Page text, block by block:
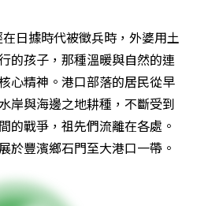
日據時代被徵兵時，外婆用土
的孩子，那種溫暖與自然的連
心精神。港口部落的居民從早
岸與海邊之地耕種，不斷受到
的戰爭，祖先們流離在各處。
於豐濱鄉石門至大港口一帶。